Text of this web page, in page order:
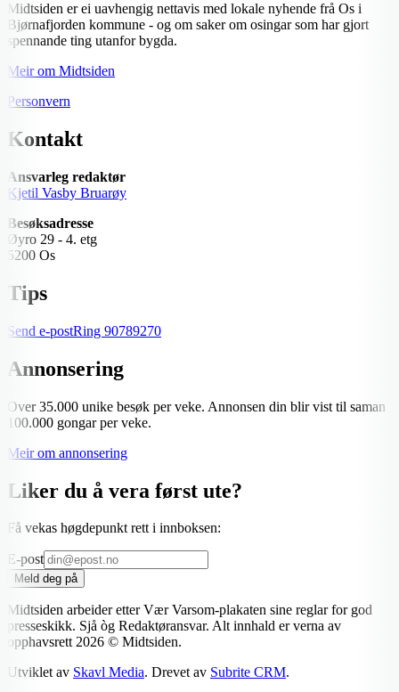
Midtsiden er ei uavhengig nettavis med lokale nyhende frå Os i
Bjørnafjorden kommune - og om saker om osingar som har gjort
spennande ting utanfor bygda.
Meir om Midtsiden
Personvern
Kontakt
Ansvarleg redaktør
Kjetil Vasby Bruarøy
Besøksadresse
Øyro 29 - 4. etg
5200 Os
Tips
Send e-postRing 90789270
Annonsering
Over 35.000 unike besøk per veke. Annonsen din blir vist til saman
100.000 gongar per veke.
Meir om annonsering
Liker du å vera først ute?
Få vekas høgdepunkt rett i innboksen:
E-post
Meld deg på
Midtsiden arbeider etter Vær Varsom-plakaten sine reglar for god
presseskikk. Sjå òg Redaktøransvar. Alt innhald er verna av
opphavsrett2026 © Midtsiden.
Utviklet av Skavl Media. Drevet av Subrite CRM.